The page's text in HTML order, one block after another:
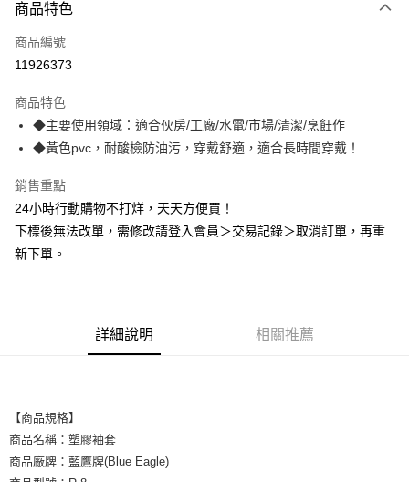
信用卡一次付款
超商取貨付款
Apple Pay
悠遊付
Google Pay
全盈+PAY
AFTEE先享後付
【「AFTEE先享後付」結帳流程】
結帳頁面，進行簡訊認證並確認金額後，即可完成結帳。
２．訂單成立數日內，您將收到繳費通知簡訊。
３．收到繳費通知簡訊後14天內，點擊此簡訊中的連結，可透過四大超商／
每筆NT$60，滿NT$2,000(含以上)免運費
付款後全家取貨
每筆NT$60，滿NT$2,000(含以上)免運費
商品特色
商品編號
11926373
商品特色
◆主要使用領域：適合伙房/工廠/水電/市場/清潔/烹飪作
◆黃色pvc，耐酸檢防油污，穿戴舒適，適合長時間穿戴！
銷售重點
24小時行動購物不打烊，天天方便買！
下標後無法改單，需修改請登入會員＞交易記錄＞取消訂單，再重
新下單。
詳細說明 相關推薦
【商品規格】
商品名稱：塑膠袖套
商品廠牌：藍鷹牌(Blue Eagle)